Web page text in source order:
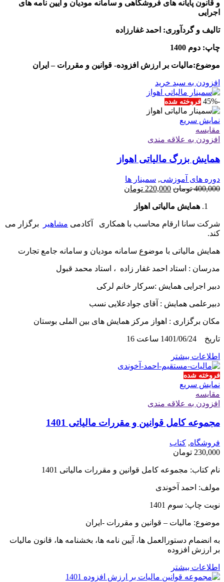
و قانون پایانه های فروشگاهی و سامانه مودیان و آیین نامه های
اجرایی
تالیف و گردآوری: احمد غفارزاده
چاپ: دوم 1400
موضوع:مالیات بر ارزش افزوده- قوانین و مقررات – ایران
افزودن به سبد خرید
-45% فروخته شده
نمایش سریع
مقايسه
افزودن به علاقه مندی
همایش بزرگ مالیاتی اهواز
دوره های آموزشی, سمینار ها
400,000 تومان قیمت
400,000 تومان
220,000 تومان
همایش مالیاتی اهواز
شرکت سانا ارقام محاسب با همکاری آکادمی مشاهیر
برگزار می
کند.
همایش مالیاتی با موضوع سامانه مودیان و سامانه جامع تجارت
مدرسان : استاد احمد غفار زاده ، استاد محمد قبول
دبیر اجرایی همایش :سرکار خانم لرکی
دبیرعلمی همایش : آقای جوادعلایی نسب
مکان برگزاری : اهواز مرکز همایش های بین الملی بوستان
تاریخ 1401/06/24 ساعت 16
اطلاعات بیشتر
فروخته شده
نمایش سریع
مقايسه
افزودن به علاقه مندی
مجموعه کامل قوانین و مقررات مالیاتی 1401
فروشگاه, کتاب
230,000 تومان
نام کتاب: مجموعه کامل قوانین و مقررات مالیاتی 1401
مولف: احمد آخوندی
نوبت چاپ: سوم 1401
موضوع: مالیات – قوانین و مقررات -ایران
به انضمام دستورالعمل ها، آیین نامه ها، بخشنامه ها، قانون مالیات
بر ارزش افزوده
اطلاعات بیشتر